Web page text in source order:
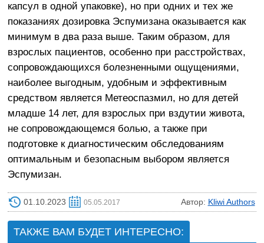
капсул в одной упаковке), но при одних и тех же
показаниях дозировка Эспумизана оказывается как
минимум в два раза выше. Таким образом, для
взрослых пациентов, особенно при расстройствах,
сопровождающихся болезненными ощущениями,
наиболее выгодным, удобным и эффективным
средством является Метеоспазмил, но для детей
младше 14 лет, для взрослых при вздутии живота,
не сопровождающемся болью, а также при
подготовке к диагностическим обследованиям
оптимальным и безопасным выбором является
Эспумизан.
01.10.2023 05.05.2017 Автор: Kliwi Authors
ТАКЖЕ ВАМ БУДЕТ ИНТЕРЕСНО: